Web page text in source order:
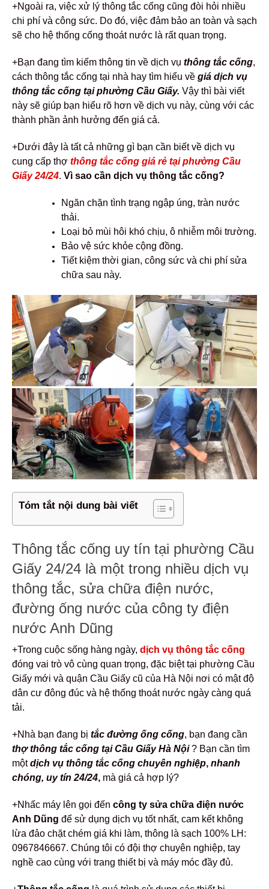
+Ngoài ra, việc xử lý thông tắc cống cũng đòi hỏi nhiều
chi phí và công sức. Do đó, việc đảm bảo an toàn và sạch
sẽ cho hệ thống cống thoát nước là rất quan trọng.
+Bạn đang tìm kiếm thông tin về dịch vụ thông tắc cống,
cách thông tắc cống tại nhà hay tìm hiểu về giá dịch vụ
thông tắc cống tại phường Cầu Giấy. Vậy thì bài viết
này sẽ giúp bạn hiểu rõ hơn về dịch vụ này, cùng với các
thành phần ảnh hưởng đến giá cả.
+Dưới đây là tất cả những gì bạn cần biết về dịch vụ
cung cấp thợ thông tắc cống giá rẻ tại phường Cầu
Giấy 24/24. Vì sao cần dịch vụ thông tắc cống?
Ngăn chặn tình trạng ngập úng, tràn nước
thải.
Loại bỏ mùi hôi khó chịu, ô nhiễm môi trường.
Bảo vệ sức khỏe cộng đồng.
Tiết kiệm thời gian, công sức và chi phí sửa
chữa sau này.
Tóm tắt nội dung bài viết
Thông tắc cống uy tín tại phường Cầu
Giấy 24/24 là một trong nhiều dịch vụ
thông tắc, sửa chữa điện nước,
đường ống nước của công ty điện
nước Anh Dũng
+Trong cuộc sống hàng ngày, dịch vụ thông tắc cống
đóng vai trò vô cùng quan trọng, đặc biệt tại phường Cầu
Giấy mới và quận Cầu Giấy cũ của Hà Nội nơi có mật độ
dân cư đông đúc và hệ thống thoát nước ngày càng quá
tải.
+Nhà bạn đang bị tắc đường ống cống, bạn đang cần
thợthông tắc cống tại Cầu Giấy Hà Nội ? Bạn cần tìm
mộtdịch vụ thông tắc cống chuyên nghiệp, nhanh
chóng, uy tín 24/24, mà giá cả hợp lý?
+Nhấc máy lên gọi đến công ty sửa chữa điện nước
Anh Dũng để sử dụng dịch vụ tốt nhất, cam kết không
lừa đảo chặt chém giá khi làm, thông là sạch 100% LH:
0967846667. Chúng tôi có đội thợ chuyên nghiệp, tay
nghề cao cùng với trang thiết bị và máy móc đầy đủ.